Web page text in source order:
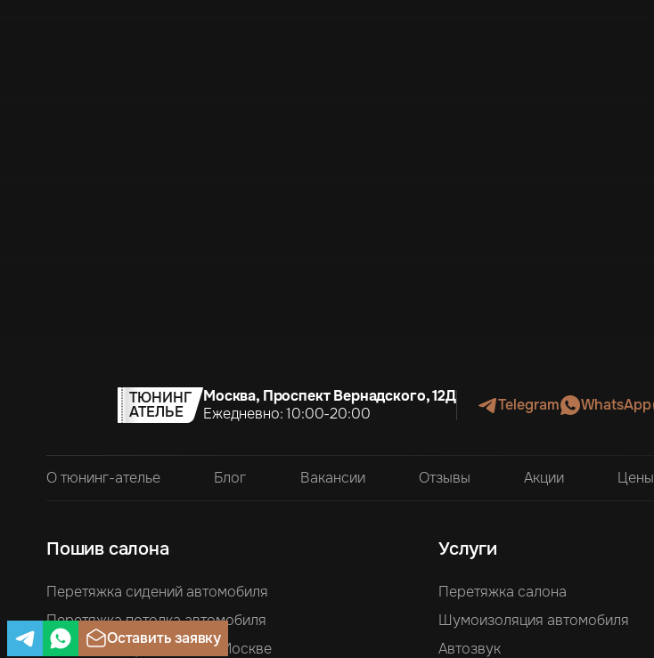
ТЮНИНГ
АТЕЛЬЕ
Москва, Проспект Вернадского, 12Д
Ежедневно: 10:00-20:00
Telegram WhatsApp
О тюнинг-ателье Блог Вакансии Отзывы Акции Цены
Пошив салона
Перетяжка сидений автомобиля
Перетяжка потолка автомобиля
Перетяжка руля кожей в Москве
Услуги
Перетяжка салона
Шумоизоляция автомобиля
Автозвук
Оставить заявку